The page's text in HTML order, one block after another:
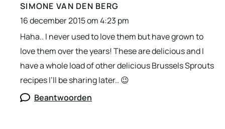
SIMONE VAN DEN BERG
16 december 2015 om 4:23 pm
Haha.. I never used to love them but have grown to
love them over the years! These are delicious and I
have a whole load of other delicious Brussels Sprouts
recipes I’ll be sharing later.. 😉
Beantwoorden